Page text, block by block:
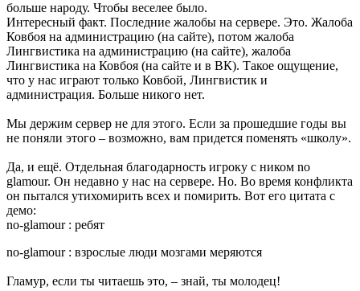
больше народу. Чтобы веселее было.
Интересный факт. Последние жалобы на сервере. Это. Жалоба
Ковбоя на администрацию (на сайте), потом жалоба
Лингвистика на администрацию (на сайте), жалоба
Лингвистика на Ковбоя (на сайте и в ВК). Такое ощущение,
что у нас играют только Ковбой, Лингвистик и
администрация. Больше никого нет.
Мы держим сервер не для этого. Если за прошедшие годы вы
не поняли этого – возможно, вам придется поменять «школу».
Да, и ещё. Отдельная благодарность игроку с ником no
glamour. Он недавно у нас на сервере. Но. Во время конфликта
он пытался утихомирить всех и помирить. Вот его цитата с
демо:
no-glamour : ребят
no-glamour : взрослые люди мозгами меряются
Гламур, если ты читаешь это, – знай, ты молодец!